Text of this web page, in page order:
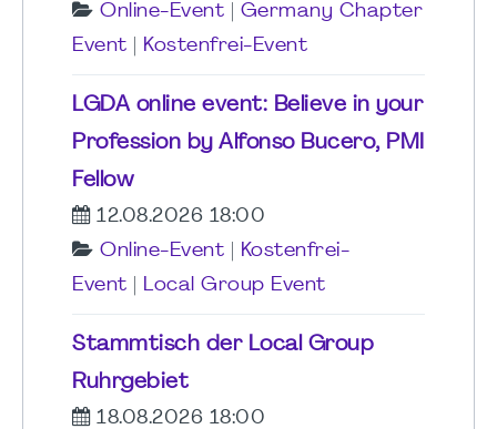
Online-Event
Germany Chapter
Event
Kostenfrei-Event
LGDA online event: Believe in your
Profession by Alfonso Bucero, PMI
Fellow
12.08.2026 18:00
Online-Event
Kostenfrei-
Event
Local Group Event
Stammtisch der Local Group
Ruhrgebiet
18.08.2026 18:00